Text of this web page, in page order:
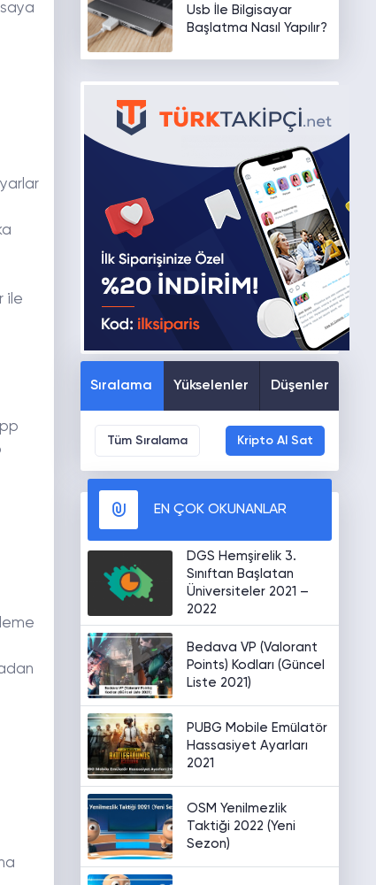
ile
Usb İle Bilgisayar
Başlatma Nasıl Yapılır?
Sıralama Yükselenler Düşenler
Tüm Sıralama Kripto Al Sat
EN ÇOK OKUNANLAR
DGS Hemşirelik 3.
Sınıftan Başlatan
Üniversiteler 2021 –
2022
Bedava VP (Valorant
Points) Kodları (Güncel
Liste 2021)
PUBG Mobile Emülatör
Hassasiyet Ayarları
2021
OSM Yenilmezlik
Taktiği 2022 (Yeni
Sezon)